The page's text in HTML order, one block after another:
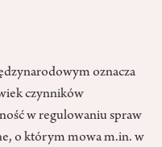
oznacza
czynników
w regulowaniu spraw
o którym mowa m.in. w